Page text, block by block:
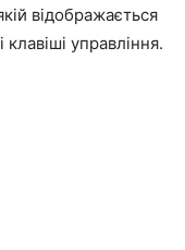
відображається
клавіші управління.